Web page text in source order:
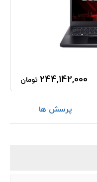
244,142,000 تومان
پرسش ها